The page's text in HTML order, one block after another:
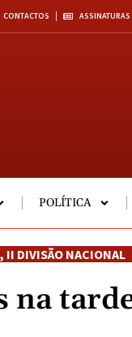
CONTACTOS ASSINATURAS
POLÍTICA
, II DIVISÃO NACIONAL
na